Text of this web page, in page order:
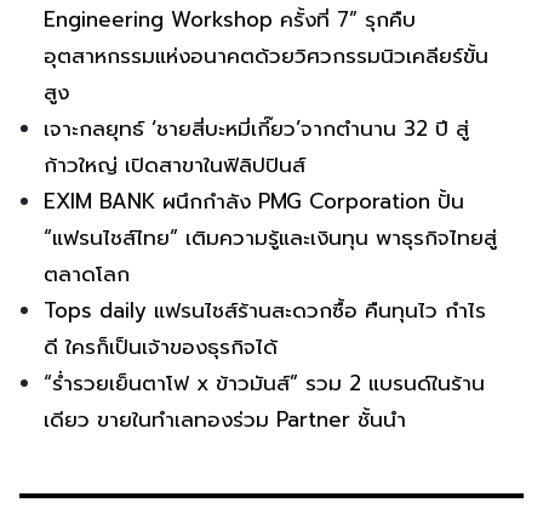
Engineering Workshop ครั้งที่ 7” รุกคืบ
อุตสาหกรรมแห่งอนาคตด้วยวิศวกรรมนิวเคลียร์ขั้น
สูง
เจาะกลยุทธ์ ‘ชายสี่บะหมี่เกี๊ยว’จากตำนาน 32 ปี สู่
ก้าวใหญ่ เปิดสาขาในฟิลิปปินส์
EXIM BANK ผนึกกำลัง PMG Corporation ปั้น
“แฟรนไชส์ไทย” เติมความรู้และเงินทุน พาธุรกิจไทยสู่
ตลาดโลก
Tops daily แฟรนไชส์ร้านสะดวกซื้อ คืนทุนไว กำไร
ดี ใครก็เป็นเจ้าของธุรกิจได้
“ร่ำรวยเย็นตาโฟ x ข้าวมันส์” รวม 2 แบรนด์ในร้าน
เดียว ขายในทำเลทองร่วม Partner ชั้นนำ